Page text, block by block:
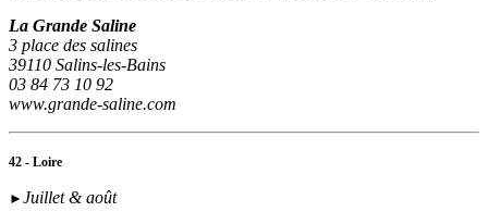
La Grande Saline
3 place des salines
39110 Salins-les-Bains
03 84 73 10 92
www.grande-saline.com
42 - Loire
► Juillet & août